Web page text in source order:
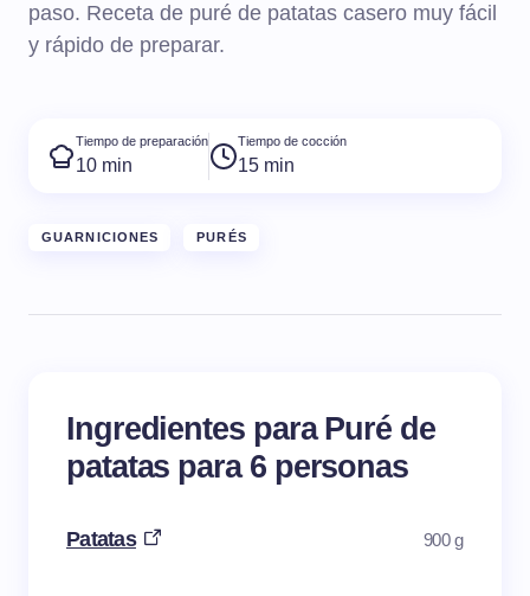
paso. Receta de puré de patatas casero muy fácil
y rápido de preparar.
Tiempo de preparación
10 min
Tiempo de cocción
15 min
GUARNICIONES PURÉS
Ingredientes para Puré de
patatas para 6 personas
Patatas 900 g